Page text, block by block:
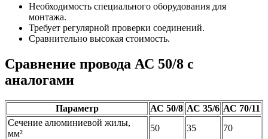
Необходимость специального оборудования для
монтажа.
Требует регулярной проверки соединений.
Сравнительно высокая стоимость.
Сравнение провода АС 50/8 с
аналогами
Параметр АС 50/8 АС 35/6 АС 70/11
Сечение алюминиевой жилы,
мм²
50 35
70